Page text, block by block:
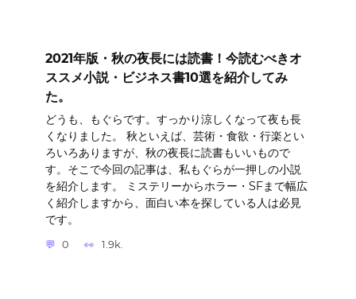
2021年版・秋の夜長には読書！今読むべきオ
ススメ小説・ビジネス書10選を紹介してみ
た。
どうも、もぐらです。すっかり涼しくなって夜も長
くなりました。 秋といえば、芸術・食欲・行楽とい
ろいろありますが、秋の夜長に読書もいいもので
す。そこで今回の記事は、私もぐらが一押しの小説
を紹介します。 ミステリーからホラー・SFまで幅広
く紹介しますから、面白い本を探している人は必見
です。
0 1.9k.